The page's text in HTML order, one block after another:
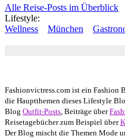
Alle Reise-Posts im Überblick
Lifestyle:
Wellness
München
Fashionvictress.com ist ein Fashion
die Hauptthemen dieses Lifestyle
Blog Outfit-Posts, Beiträge über
Reisetagebücher zum Beispiel über
Der Blog mischt die Themen Mode